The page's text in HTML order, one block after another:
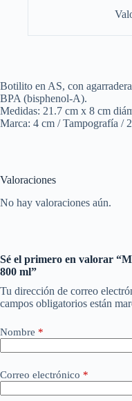
Botilito en AS, con
BPA (bisphenol-A).
Medidas: 21.7 cm x 8 cm
Marca: 4 cm / Tampografía /
Valoraciones
No hay valoraciones aún.
Sé el primero en valorar
800 ml”
Tu dirección de correo
campos obligatorios están
Nombre *
Correo electrónico *